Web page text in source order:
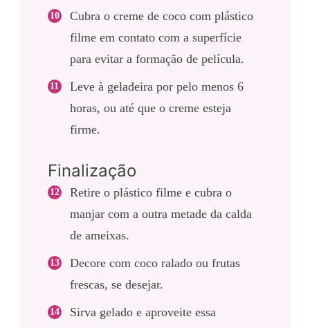
Cubra o creme de coco com plástico
filme em contato com a superfície
para evitar a formação de película.
Leve à geladeira por pelo menos 6
horas, ou até que o creme esteja
firme.
Finalização
Retire o plástico filme e cubra o
manjar com a outra metade da calda
de ameixas.
Decore com coco ralado ou frutas
frescas, se desejar.
Sirva gelado e aproveite essa